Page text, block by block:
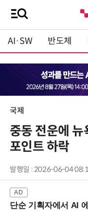
AI·SW 반도체
국제
중동 전운에
포인트 하락
발행일 : 2026-06-04
단순 기획자에서 AI 에이전트의